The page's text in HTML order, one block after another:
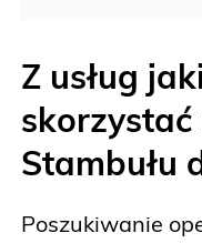
Z usług
Stambułu
Poszukiwanie